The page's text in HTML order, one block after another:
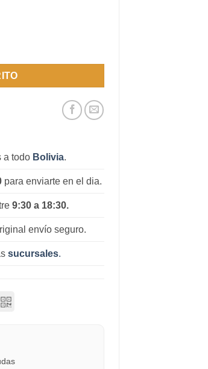
a todo Bolivia.
para enviarte en el dia.
9:30 a 18:30.
envío seguro.
sucursales.